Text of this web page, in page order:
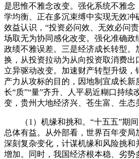
是思惟不雅念改变。强化系统不雅
学均衡、正在多沉束缚中实现无效冲
效益认识，“投资必问效、无效必问
场取无为协同感化改变。强化准确政
政绩不雅误差。三是经济成长转型。
换，从投资拉动为从向投资取消费出
立异驱动改变。加速财产转型升级，
产力从攻标的目的，因地制宜成长新
长“质”“量”齐升、人平易近糊口持续
变，贵州大地经济兴、苍生富、生态
（1）机缘和挑和。“十五五”期间
总体有益。从外部看，世界百年变
深刻复杂变化，计谋机缘和风险挑和
增加。同时，我国经济根本稳、劣势